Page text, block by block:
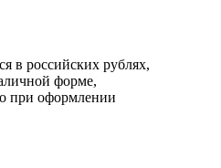
в российских рублях,
форме,
при оформлении